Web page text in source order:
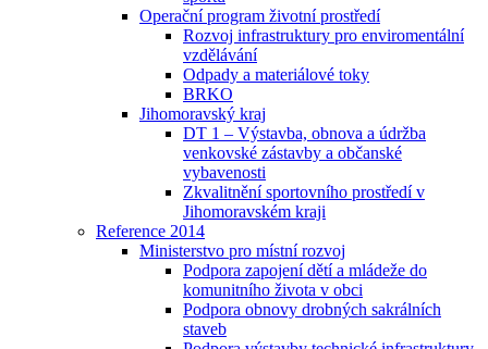
Operační program životní prostředí
Rozvoj infrastruktury pro enviromentální
vzdělávání
Odpady a materiálové toky
BRKO
Jihomoravský kraj
DT 1 – Výstavba, obnova a údržba
venkovské zástavby a občanské
vybavenosti
Zkvalitnění sportovního prostředí v
Jihomoravském kraji
Reference 2014
Ministerstvo pro místní rozvoj
Podpora zapojení dětí a mládeže do
komunitního života v obci
Podpora obnovy drobných sakrálních
staveb